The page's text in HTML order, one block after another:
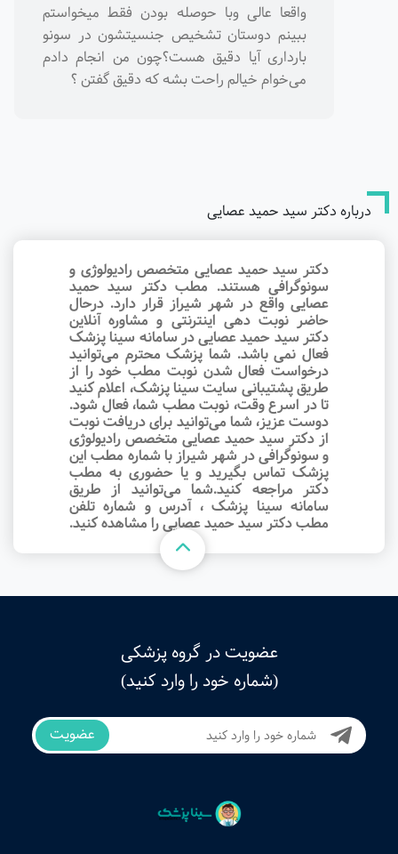
واقعا عالی وبا حوصله بودن فقط میخواستم
ببینم دوستان تشخیص جنسیتشون در سونو
بارداری آیا دقیق هست؟چون من انجام دادم
می‌خوام خیالم راحت بشه که دقیق گفتن ؟
درباره دکتر سید حمید عصایی
دکتر سید حمید عصایی متخصص رادیولوژی و
سونوگرافی هستند. مطب دکتر سید حمید
عصایی واقع در شهر شیراز قرار دارد. درحال
حاضر نوبت‌ دهی اینترنتی و مشاوره آنلاین
دکتر سید حمید عصایی در سامانه سینا پزشک
فعال نمی باشد. شما پزشک محترم می‌توانید
درخواست فعال شدن نوبت مطب خود را از
طریق پشتیبانی سایت سینا پزشک، اعلام کنید
تا در اسرع وقت‌، نوبت مطب شما، فعال شود.
دوست عزیز، شما می‌توانید برای دریافت نوبت
از دکتر سید حمید عصایی متخصص رادیولوژی
و سونوگرافی در شهر شیراز با شماره مطب این
پزشک تماس بگیرید و یا حضوری به مطب
دکتر مراجعه کنید.شما می‌توانید از طریق
سامانه سینا پزشک ، آدرس و شماره تلفن
مطب دکتر سید حمید عصایی را مشاهده کنید.
عضویت در گروه پزشکی
(شماره خود را وارد کنید)
عضویت